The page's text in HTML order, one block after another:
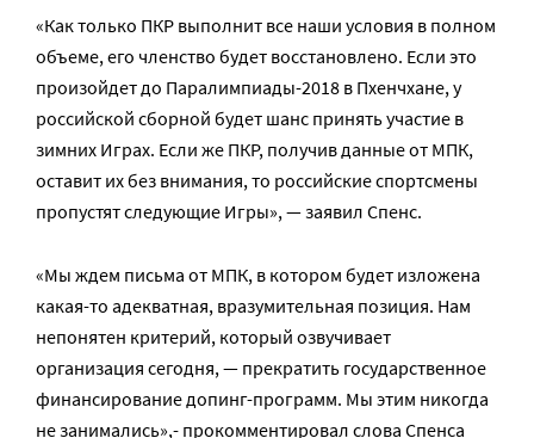
«Как только ПКР выполнит все наши условия в полном
объеме, его членство будет восстановлено. Если это
произойдет до Паралимпиады-2018 в Пхенчхане, у
российской сборной будет шанс принять участие в
зимних Играх. Если же ПКР, получив данные от МПК,
оставит их без внимания, то российские спортсмены
пропустят следующие Игры», — заявил Спенс.
«Мы ждем письма от МПК, в котором будет изложена
какая-то адекватная, вразумительная позиция. Нам
непонятен критерий, который озвучивает
организация сегодня, — прекратить государственное
финансирование допинг-программ. Мы этим никогда
не занимались»,- прокомментировал слова Спенса